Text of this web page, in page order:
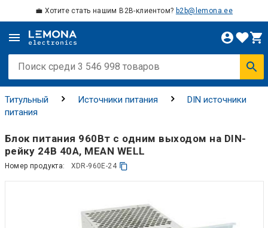
💼 Хотите стать нашим B2B-клиентом? b2b@lemona.ee
Титульный Источники питания
DIN источники
питания
Блок питания 960Вт с одним выходом на DIN-
рейку 24В 40А, MEAN WELL
Номер продукта: XDR-960E-24